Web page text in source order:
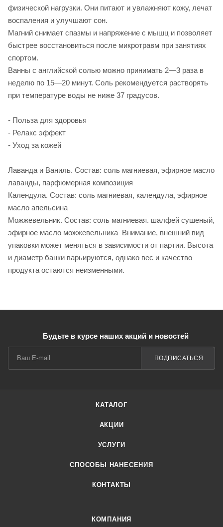
физической нагрузки. Они питают и увлажняют кожу, лечат
воспаления и улучшают сон.
Магний снимает спазмы и напряжение с мышц и позволяет
быстрее восстановиться после микротравм при занятиях
спортом.
Ванны с английской солью можно принимать 2—3 раза в
неделю по 15—20 минут. Соль рекомендуется растворять
при температуре воды не ниже 37 градусов.
- Польза для здоровья
- Релакс эффект
- Уход за кожей
Лаванда и Ваниль. Состав: соль магниевая, эфирное масло
лаванды, парфюмерная композиция
Календула. Состав: соль магниевая, календула, эфирное
масло апельсина
Можжевельник. Состав: соль магниевая. шалфей сушеный,
эфирное масло можжевельника Внимание, внешний вид
упаковки может меняться в зависимости от партии. Высота
и диаметр банки варьируются, однако вес и качество
продукта остаются неизменными.
Будьте в курсе наших акций и новостей
ПОДПИСАТЬСЯ
КАТАЛОГ
АКЦИИ
УСЛУГИ
СПОСОБЫ НАНЕСЕНИЯ
КОНТАКТЫ
КОМПАНИЯ